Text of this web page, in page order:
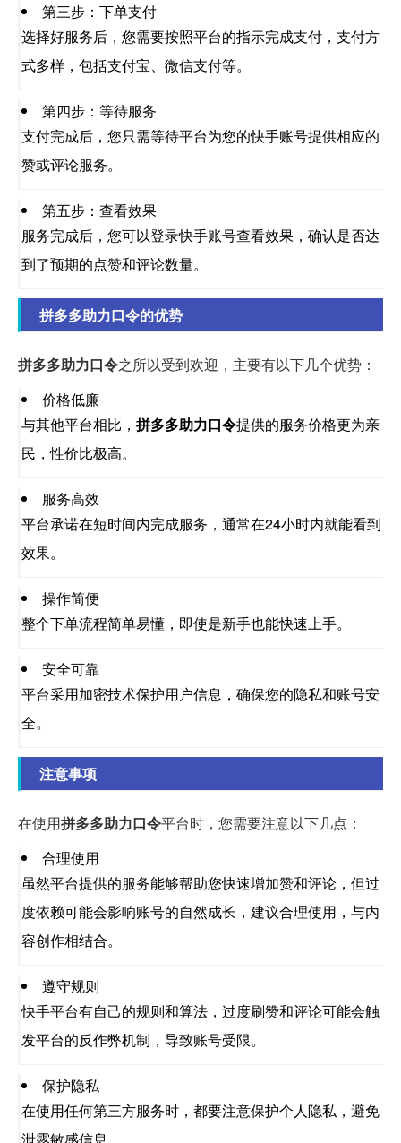
第三步：下单支付
选择好服务后，您需要按照平台的指示完成支付，支付方
式多样，包括支付宝、微信支付等。
第四步：等待服务
支付完成后，您只需等待平台为您的快手账号提供相应的
赞或评论服务。
第五步：查看效果
服务完成后，您可以登录快手账号查看效果，确认是否达
到了预期的点赞和评论数量。
拼多多助力口令的优势
拼多多助力口令之所以受到欢迎，主要有以下几个优势：
价格低廉
与其他平台相比， 拼多多助力口令提供的服务价格更为亲
民，性价比极高。
服务高效
平台承诺在短时间内完成服务，通常在24小时内就能看到
效果。
操作简便
整个下单流程简单易懂，即使是新手也能快速上手。
安全可靠
平台采用加密技术保护用户信息，确保您的隐私和账号安
全。
注意事项
在使用拼多多助力口令平台时，您需要注意以下几点：
合理使用
虽然平台提供的服务能够帮助您快速增加赞和评论，但过
度依赖可能会影响账号的自然成长，建议合理使用，与内
容创作相结合。
遵守规则
快手平台有自己的规则和算法，过度刷赞和评论可能会触
发平台的反作弊机制，导致账号受限。
保护隐私
在使用任何第三方服务时，都要注意保护个人隐私，避免
泄露敏感信息。